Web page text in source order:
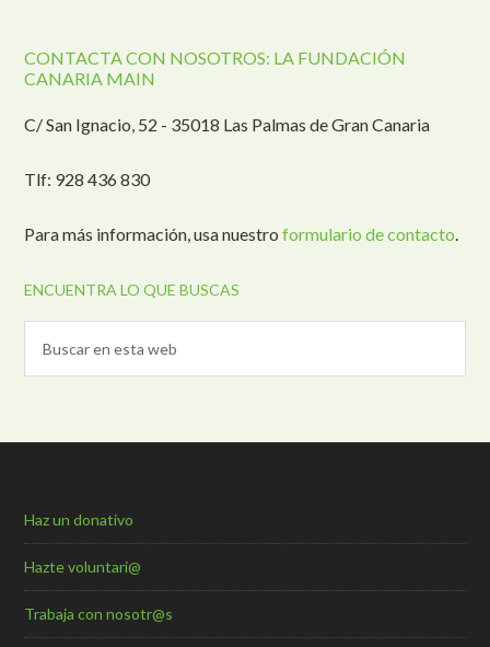
CONTACTA CON NOSOTROS: LA FUNDACIÓN
CANARIA MAIN
C/ San Ignacio, 52 - 35018 Las Palmas de Gran Canaria
Tlf: 928 436 830
Para más información, usa nuestroformulario de contacto.
ENCUENTRA LO QUE BUSCAS
Haz un donativo
Hazte voluntari@
Trabaja con nosotr@s